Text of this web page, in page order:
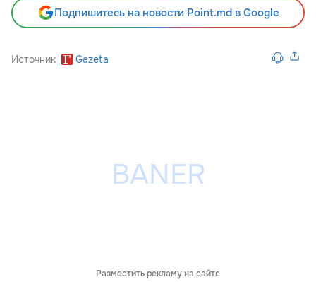
Подпишитесь на новости Point.md в Google
Источник Gazeta
Разместить рекламу на сайте